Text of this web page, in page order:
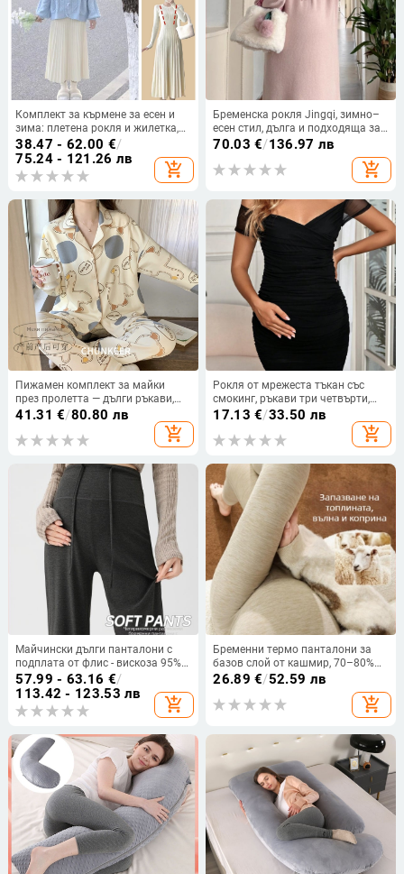
Комплект за кърмене за есен и
зима: плетена рокля и жилетка,
две части, малък размер, бял
38.47 - 62.00 €/
75.24 - 121.26 лв
add_shopping_cart
Бременска рокля Jingqi, зимно–
есен стил, дълга и подходяща за
нисък ръст, висококачествена
плетена рокля за бременни
70.03 €/136.97 лв
add_shopping_cart
Пижамен комплект за майки
през пролетта — дълги ръкави,
удобен за кърмене, дишащ
полиестер 95–100%, домашно
облекло
41.31 €/80.80 лв
add_shopping_cart
Рокля от мрежеста тъкан със
смокинг, ръкави три четвърти,
ханшова дължина, 95%
17.13 €/33.50 лв
add_shopping_cart
Майчински дълги панталони с
подплата от флис - вискоза 95%+,
свободен силует, висока
еластичност, есен 2025
57.99 - 63.16 €/
113.42 - 123.53 лв
add_shopping_cart
Бременни термо панталони за
базов слой от кашмир, 70–80%
кашмир, дължина 9/10, тесен
крой, топли за зимата 2025
26.89 €/52.59 лв
add_shopping_cart